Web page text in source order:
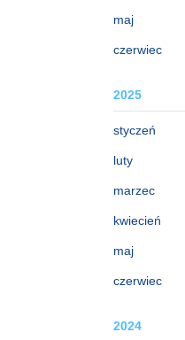
maj
czerwiec
2025
styczeń
luty
marzec
kwiecień
maj
czerwiec
2024